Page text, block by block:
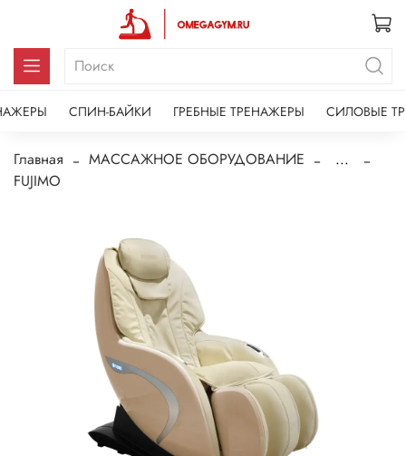
СПИН-БАЙКИ ГРЕБНЫЕ ТРЕНАЖЕРЫ СИЛОВЫЕ
Главная МАССАЖНОЕ ОБОРУДОВАНИЕ
...
FUJIMO